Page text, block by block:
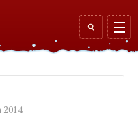
Search
form
2014